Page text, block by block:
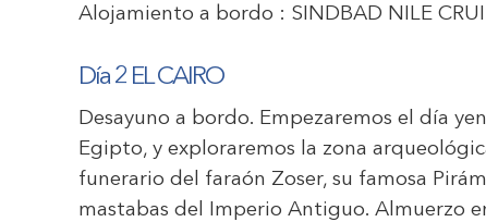
Alojamiento a bordo : SINDBAD NILE
Día 2 EL CAIRO
Desayuno a bordo. Empezaremos el día
Egipto, y exploraremos la zona
funerario del faraón Zoser, su famosa
mastabas del Imperio Antiguo. Almuerzo